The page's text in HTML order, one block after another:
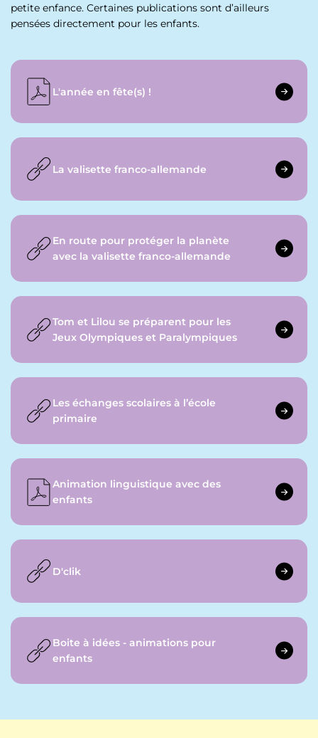
petite enfance. Certaines publications sont d’ailleurs
pensées directement pour les enfants.
L'année en fête(s) !
La valisette franco-allemande
En route pour protéger la planète
avec la valisette franco-allemande
Tom et Lilou se préparent pour les
Jeux Olympiques et Paralympiques
Les échanges scolaires à l’école
primaire
Animation linguistique avec des
enfants
D'clik
Boite à idées - animations pour
enfants